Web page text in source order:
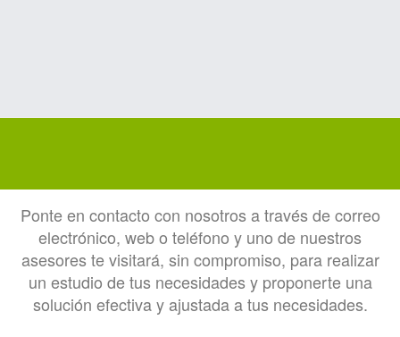
Ponte en contacto con nosotros a través de correo
electrónico, web o teléfono y uno de nuestros
asesores te visitará, sin compromiso, para realizar
un estudio de tus necesidades y proponerte una
solución efectiva y ajustada a tus necesidades.